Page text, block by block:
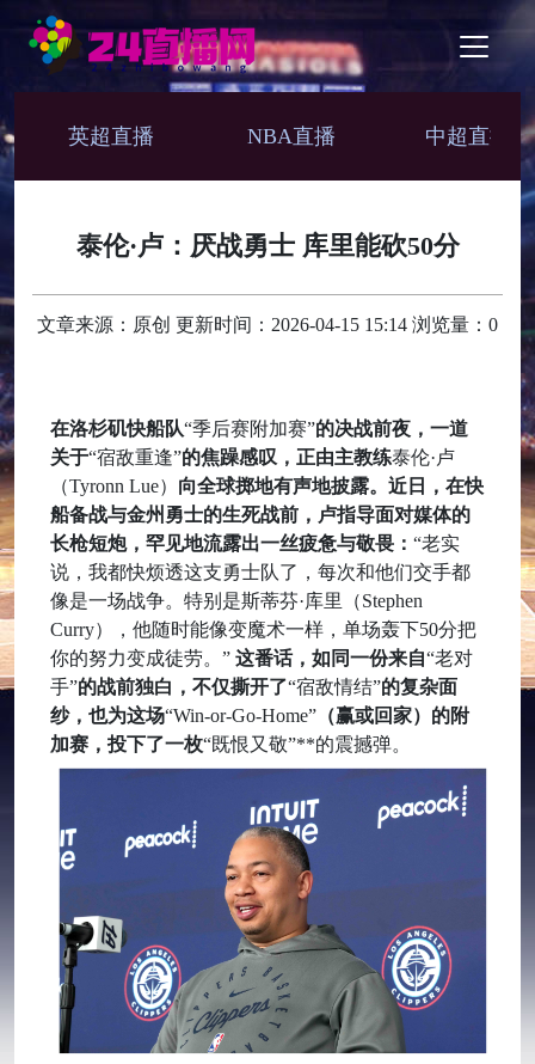
英超直播 NBA直播 中超直播
泰伦·卢：厌战勇士 库里能砍50分
文章来源：原创 更新时间：2026-04-15 15:14 浏览量：0
在洛杉矶快船队“季后赛附加赛”的决战前夜，一道
关于“宿敌重逢”的焦躁感叹，正由主教练泰伦·卢
（Tyronn Lue） 向全球掷地有声地披露。近日，在快
船备战与金州勇士的生死战前，卢指导面对媒体的
长枪短炮，罕见地流露出一丝疲惫与敬畏： “老实
说，我都快烦透这支勇士队了，每次和他们交手都
像是一场战争。特别是斯蒂芬·库里（Stephen
Curry），他随时能像变魔术一样，单场轰下50分把
你的努力变成徒劳。” 这番话，如同一份来自“老对
手”的战前独白，不仅撕开了“宿敌情结”的复杂面
纱，也为这场“Win-or-Go-Home” （赢或回家）的附
加赛，投下了一枚“既恨又敬”**的震撼弹。